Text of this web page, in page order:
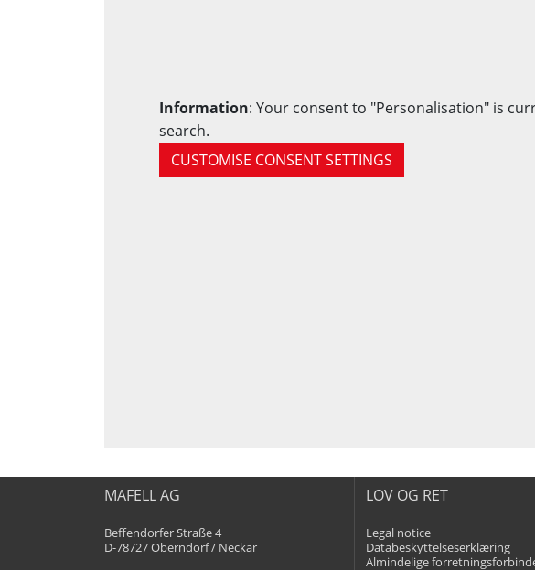
Information: Your consent to "Personalisation" is
search.
CUSTOMISE CONSENT SETTINGS
MAFELL AG
Beffendorfer Straße 4
D-78727 Oberndorf / Neckar
LOV OG RET
Legal notice
Databeskyttelseserklæring
Almindelige